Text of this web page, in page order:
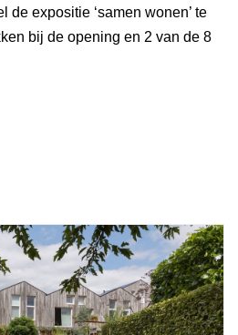
de expositie ‘samen wonen’ te
bij de opening en 2 van de 8